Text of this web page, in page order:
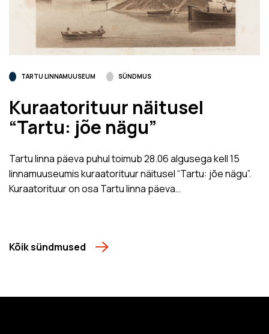
TARTU LINNAMUUSEUM SÜNDMUS
Kuraatorituur näitusel
“Tartu: jõe nägu”
Tartu linna päeva puhul toimub 28.06 algusega kell 15
linnamuuseumis kuraatorituur näitusel “Tartu: jõe nägu”.
Kuraatorituur on osa Tartu linna päeva…
Kõik sündmused